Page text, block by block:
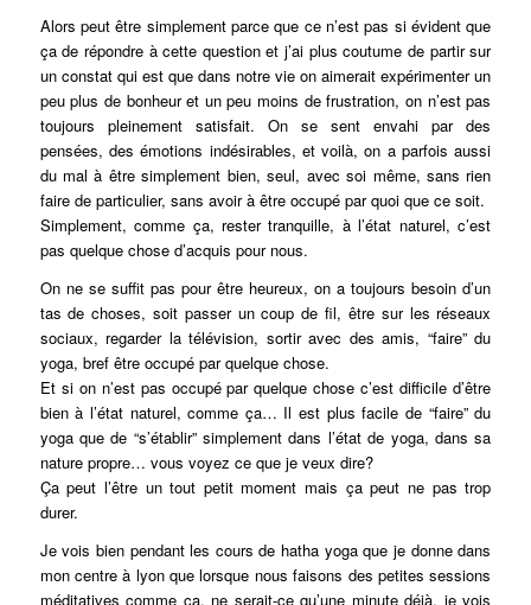
Alors peut être simplement parce que ce n’est pas si évident que
ça de répondre à cette question et j’ai plus coutume de partir sur
un constat qui est que dans notre vie on aimerait expérimenter un
peu plus de bonheur et un peu moins de frustration, on n’est pas
toujours pleinement satisfait. On se sent envahi par des
pensées, des émotions indésirables, et voilà, on a parfois aussi
du mal à être simplement bien, seul, avec soi même, sans rien
faire de particulier, sans avoir à être occupé par quoi que ce soit.
Simplement, comme ça, rester tranquille, à l’état naturel, c’est
pas quelque chose d’acquis pour nous.
On ne se suffit pas pour être heureux, on a toujours besoin d’un
tas de choses, soit passer un coup de fil, être sur les réseaux
sociaux, regarder la télévision, sortir avec des amis, “faire” du
yoga, bref être occupé par quelque chose.
Et si on n’est pas occupé par quelque chose c’est difficile d’être
bien à l’état naturel, comme ça… Il est plus facile de “faire” du
yoga que de “s’établir” simplement dans l’état de yoga, dans sa
nature propre… vous voyez ce que je veux dire?
Ça peut l’être un tout petit moment mais ça peut ne pas trop
durer.
Je vois bien pendant les cours de hatha yoga que je donne dans
mon centre à lyon que lorsque nous faisons des petites sessions
méditatives comme ça, ne serait-ce qu’une minute déjà, je vois